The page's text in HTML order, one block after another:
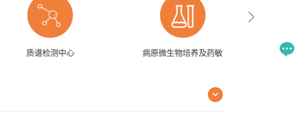
质谱检测中心 病原微生物培养及药敏